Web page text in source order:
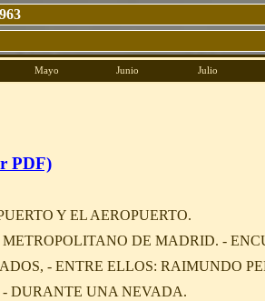
Mayo Junio Julio
PDF)
Y EL AEROPUERTO.
DE MADRID. -
- ENTRE ELLOS: RAIMUNDO
DURANTE UNA NEVADA.